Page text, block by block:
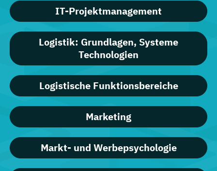
IT-Projektmanagement
Logistik: Grundlagen, Systeme
Technologien
Logistische Funktionsbereiche
Marketing
Markt- und Werbepsychologie